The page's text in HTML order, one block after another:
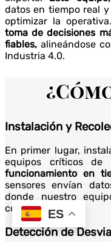
datos en tiempo real
optimizar la
toma de decisiones
fiables, alineándose
Industria 4.0.
Instalación y
En primer lugar,
equipos críticos
funcionamiento en
sensores envían
donde nuestro
continua.
Detección de
ES